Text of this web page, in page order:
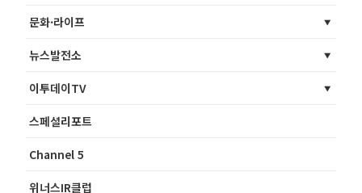
문화·라이프
뉴스발전소
이투데이TV
스페셜리포트
Channel 5
위너스IR클럽